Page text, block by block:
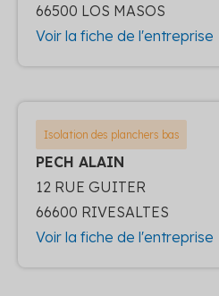
66500 LOS MASOS
Voir la fiche de l'entreprise
Isolation des planchers bas
PECH ALAIN
12 RUE GUITER
66600 RIVESALTES
Voir la fiche de l'entreprise